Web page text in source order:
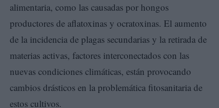
alimentaria, como las causadas por hongos
productores de aflatoxinas y ocratoxinas. El aumento
de la incidencia de plagas secundarias y la retirada de
materias activas, factores interconectados con las
nuevas condiciones climáticas, están provocando
cambios drásticos en la problemática fitosanitaria de
estos cultivos.